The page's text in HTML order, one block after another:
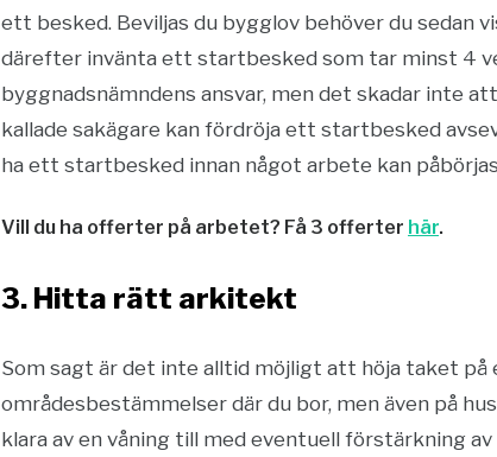
ett besked. Beviljas du bygglov behöver du
därefter invänta ett startbesked som tar minst 4
byggnadsnämndens ansvar, men det skadar inte
kallade sakägare kan fördröja ett startbesked
ha ett startbesked innan något arbete kan
Vill du ha offerter på arbetet? Få 3 offerter här.
3. Hitta rätt arkitekt
Som sagt är det inte alltid möjligt att höja taket på
områdesbestämmelser där du bor, men även på
klara av en våning till med eventuell förstärkning